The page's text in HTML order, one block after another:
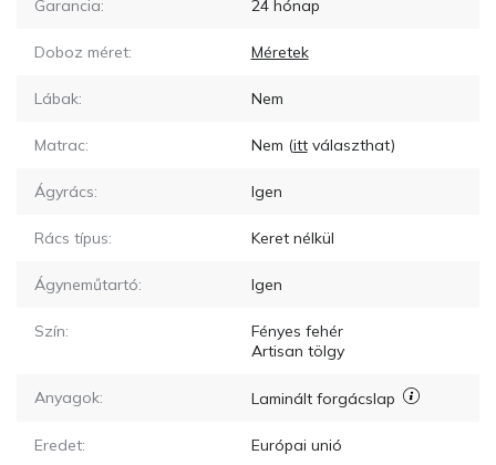
Garancia: 24 hónap
Doboz méret: Méretek
Lábak: Nem
Matrac: Nem (ittválaszthat)
Ágyrács: Igen
Rács típus: Keret nélkül
Ágyneműtartó: Igen
Szín:
Fényes fehér
Artisan tölgy
Anyagok: Laminált forgácslap
Eredet: Európai unió